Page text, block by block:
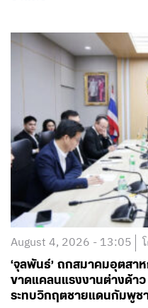
August 4, 2026 - 13:05
‘จุลพันธ์’ ถกสมาคมอุตสา
ขาดแคลนแรงงานต่างด้า
ระทบวิกฤตชายแดนกัมพูช
อ่านต่อ